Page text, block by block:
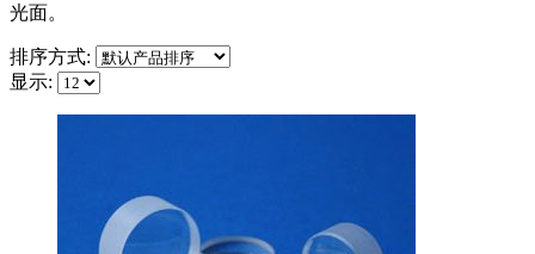
光面。
排序方式:
显示: